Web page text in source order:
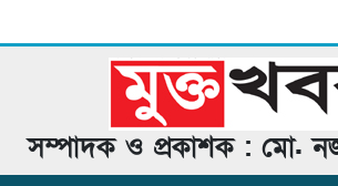
সম্পাদক ও প্রকাশক : মো.